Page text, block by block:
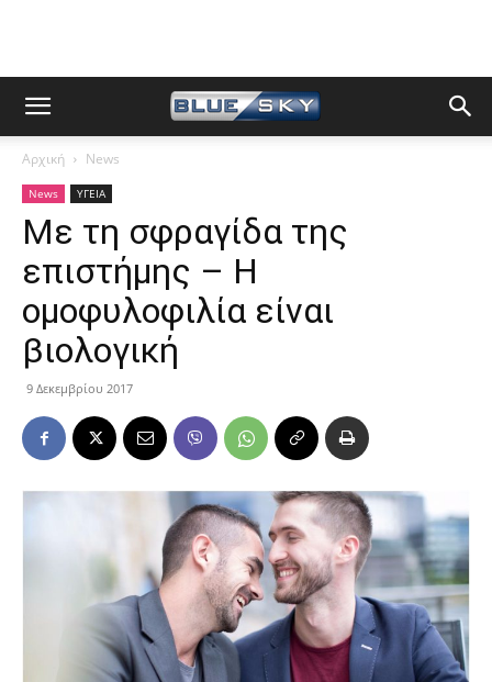
Αρχική News
News ΥΓΕΙΑ
Με τη σφραγίδα της
επιστήμης – Η
ομοφυλοφιλία είναι
βιολογική
9 Δεκεμβρίου 2017